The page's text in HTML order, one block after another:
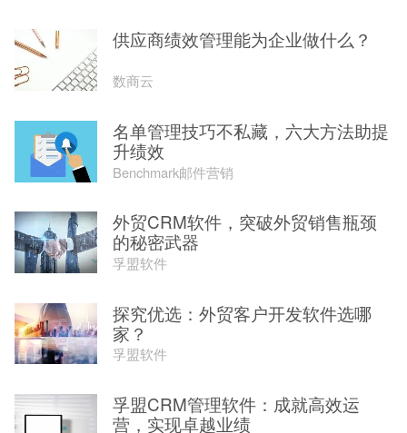
供应商绩效管理能为企业做什么？
数商云
名单管理技巧不私藏，六大方法助提
升绩效
Benchmark邮件营销
外贸CRM软件，突破外贸销售瓶颈
的秘密武器
孚盟软件
探究优选：外贸客户开发软件选哪
家？
孚盟软件
孚盟CRM管理软件：成就高效运
营，实现卓越业绩